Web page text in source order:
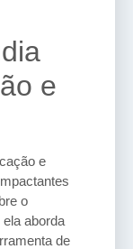
e
e
o
aborda
de